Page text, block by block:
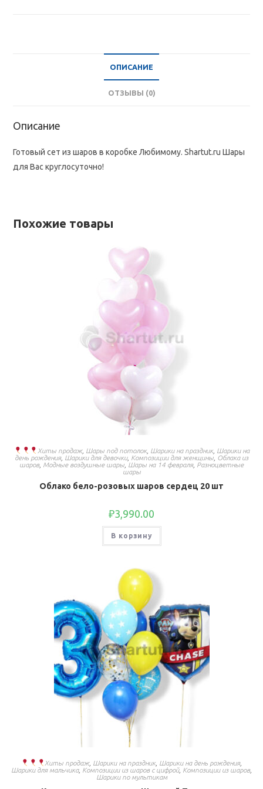
ОПИСАНИЕ
ОТЗЫВЫ (0)
Описание
Готовый сет из шаров в коробке Любимому. Shartut.ru Шары
для Вас круглосуточно!
Похожие товары
Хиты продаж, Шары под потолок, Шарики на праздник, Шарики на
день рождения, Шарики для девочки, Композиции для женщины Облака из
шаров, Модные воздушные шары Шары на 14 февраля, Разноцветные
шары
Облако бело-розовых шаров сердец 20 шт
₽3,990.00
В корзину
Хиты продаж, Шарики на праздник, Шарики на день рождения,
Шарики для мальчика, Композиции из шаров с цифрой, Композиции из шаров,
Шарики по мультикам